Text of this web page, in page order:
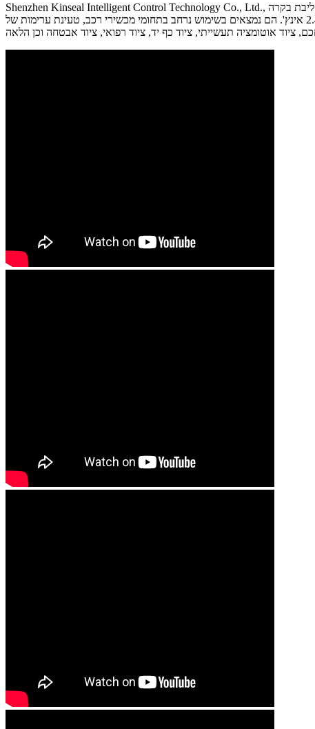
Shenzhen Kinseal Intelligent Control Technology Co., Ltd., שהוקמה בשנת 2015, היא מיזם היי-טק לאומי המשלב מו"פ, ייצור ומכירות. החברה עסקה בפיתוח ויישום של מסך מגע בקרה תעשייתית, לוח ליבת בקרה
תעשייתית, מסוף תצוגת אינטראקציה בין אדם למחשב ומודול תצוגת אינטראקציה בין אדם למחשב. מוצרי המו"פ מכסים את המפרט של 2.4-10.1 אינץ'. הם נמצאים בשימוש נרחב בתחומי מכשירי רכב, טעינת ערימות של